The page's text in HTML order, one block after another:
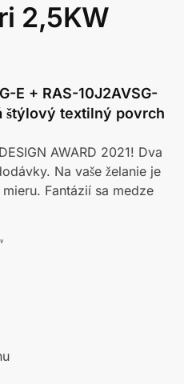
2,5KW
E + RAS-10J2AVSG-
štýlový textilný povrch
AWARD 2021! Dva
Na vaše želanie je
Fantázií sa medze